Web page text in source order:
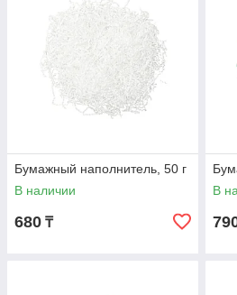
Бумажный наполнитель, 50 г
В наличии
680 ₸
В